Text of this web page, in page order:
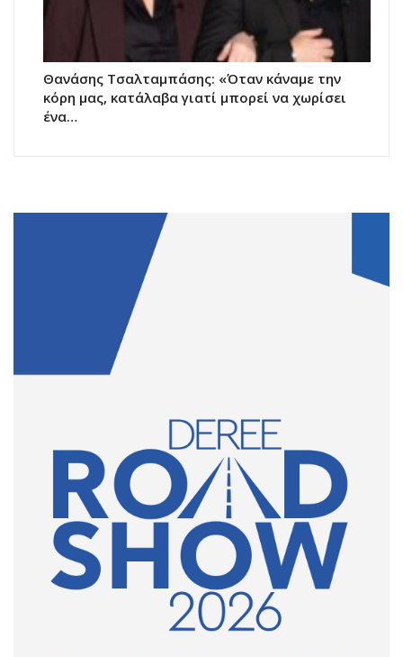
Θανάσης Τσαλταμπάσης: «Όταν κάναμε την
κόρη μας, κατάλαβα γιατί μπορεί να χωρίσει
ένα…